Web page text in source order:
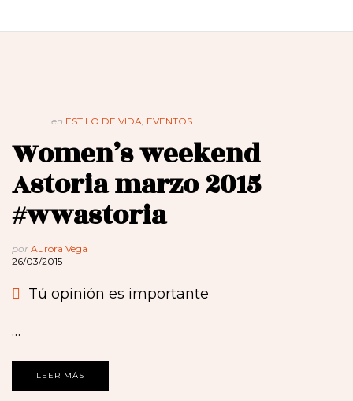
en ESTILO DE VIDA, EVENTOS
Women’s weekend
Astoria marzo 2015
#wwastoria
por Aurora Vega
26/03/2015
Tú opinión es importante
…
LEER MÁS